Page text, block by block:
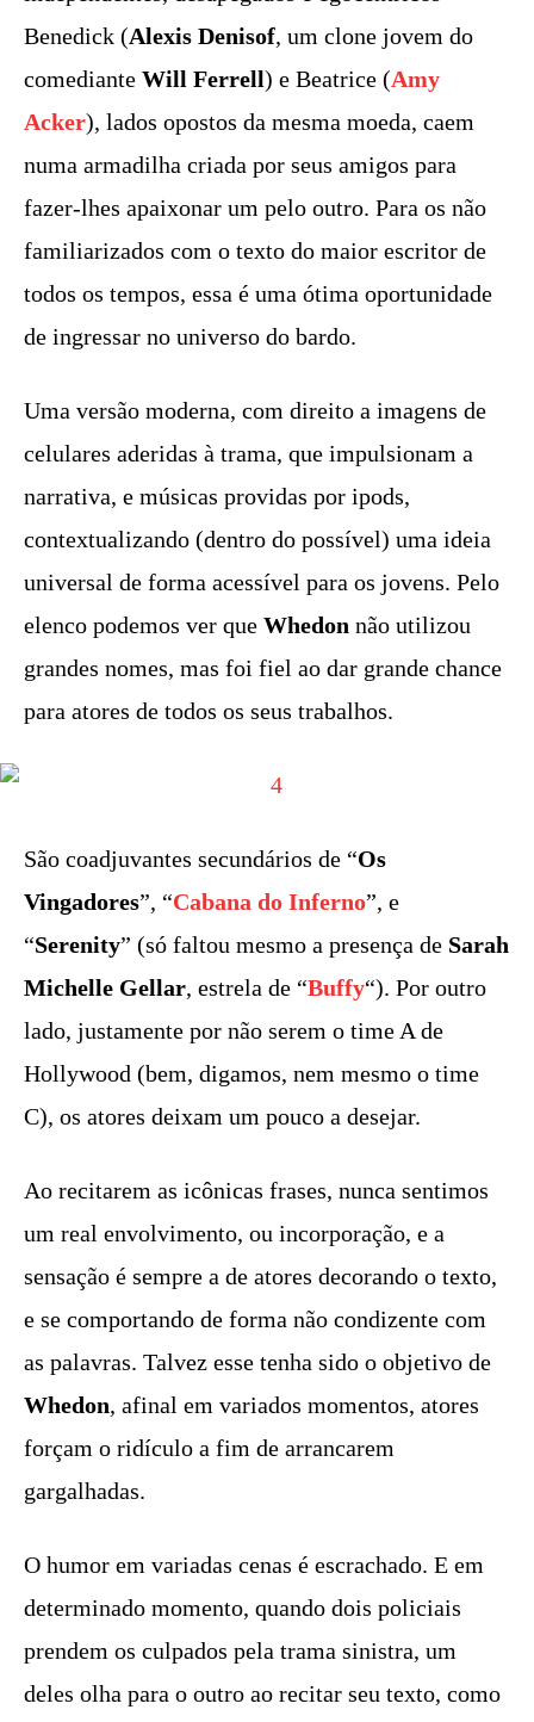
Benedick (Alexis Denisof, um clone jovem do
comediante Will Ferrell) e Beatrice (Amy
Acker), lados opostos da mesma moeda, caem
numa armadilha criada por seus amigos para
fazer-lhes apaixonar um pelo outro. Para os não
familiarizados com o texto do maior escritor de
todos os tempos, essa é uma ótima oportunidade
de ingressar no universo do bardo.
Uma versão moderna, com direito a imagens de
celulares aderidas à trama, que impulsionam a
narrativa, e músicas providas por ipods,
contextualizando (dentro do possível) uma ideia
universal de forma acessível para os jovens. Pelo
elenco podemos ver que Whedon não utilizou
grandes nomes, mas foi fiel ao dar grande chance
para atores de todos os seus trabalhos.
São coadjuvantes secundários de “Os
Vingadores”, “Cabana do Inferno”, e
“Serenity” (só faltou mesmo a presença de Sarah
Michelle Gellar, estrela de “Buffy“). Por outro
lado, justamente por não serem o time A de
Hollywood (bem, digamos, nem mesmo o time
C), os atores deixam um pouco a desejar.
Ao recitarem as icônicas frases, nunca sentimos
um real envolvimento, ou incorporação, e a
sensação é sempre a de atores decorando o texto,
e se comportando de forma não condizente com
as palavras. Talvez esse tenha sido o objetivo de
Whedon, afinal em variados momentos, atores
forçam o ridículo a fim de arrancarem
gargalhadas.
O humor em variadas cenas é escrachado. E em
determinado momento, quando dois policiais
prendem os culpados pela trama sinistra, um
deles olha para o outro ao recitar seu texto, como